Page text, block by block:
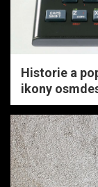
Historie a
ikony